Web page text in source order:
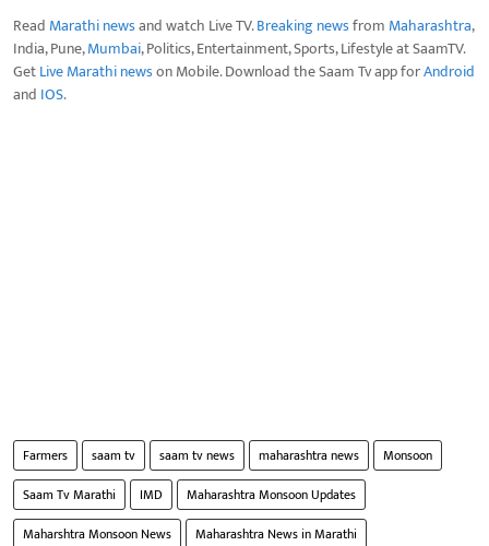
Read Marathi newsand watch Live TV.Breaking newsfrom Maharashtra,
India, Pune,Mumbai, Politics, Entertainment, Sports, Lifestyle at SaamTV.
GetLive Marathi newson Mobile. Download the Saam Tv app forAndroid
and IOS.
Farmers saam tv saam tv news maharashtra news
Monsoon
Saam Tv Marathi
IMD
Maharashtra Monsoon Updates
Maharshtra Monsoon News
Maharashtra News in Marathi